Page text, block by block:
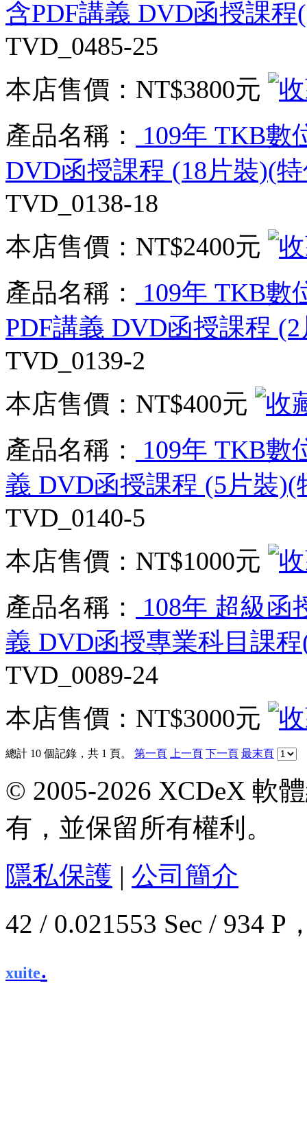
含PDF講義 DVD函授課
TVD_0485-25
本店售價： NT$3800元
產品名稱：
109年 TKB數
DVD函授課程 (18片裝)(
TVD_0138-18
本店售價： NT$2400元
產品名稱：
109年 TKB數
PDF講義 DVD函授課程
TVD_0139-2
本店售價： NT$400元
產品名稱：
109年 TKB數
義 DVD函授課程 (5片裝)(
TVD_0140-5
本店售價： NT$1000元
產品名稱：
108年 超級函
義 DVD函授專業科目課
TVD_0089-24
本店售價： NT$3000元
總計 10 個記錄，共 1 頁。 第一頁 上一頁 下一頁 最末頁
© 2005-2026 XCDeX 軟
有，並保留所有權利。
隱私保護 | 公司簡介
42 / 0.021553 Sec / 934
xuite.